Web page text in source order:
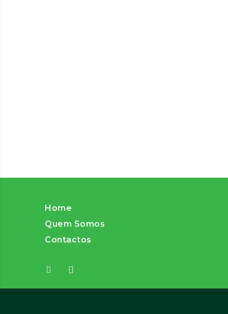
Home
Quem Somos
Contactos